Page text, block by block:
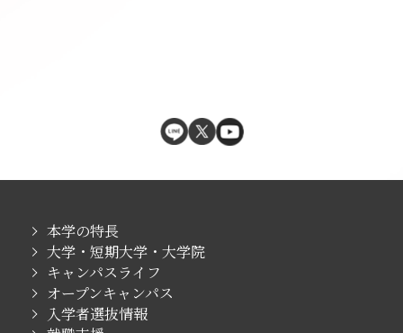
本学の特長
大学・短期大学・大学院
キャンパスライフ
オープンキャンパス
入学者選抜情報